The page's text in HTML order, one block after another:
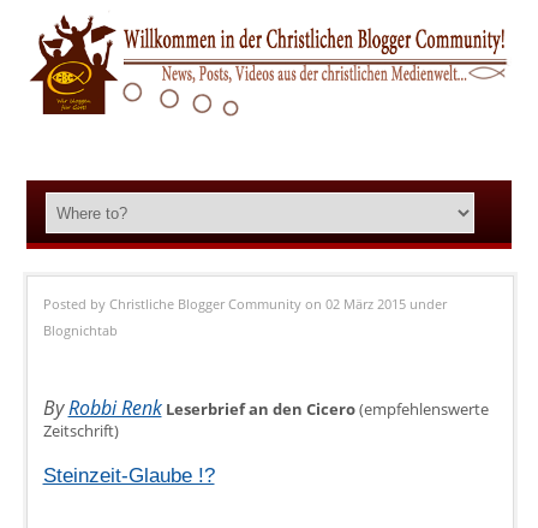
Posted by Christliche Blogger Community on 02 März 2015 under
Blognichtab
ByRobbi Renk Leserbrief an den Cicero(empfehlenswerte
Zeitschrift)
Steinzeit-Glaube !?